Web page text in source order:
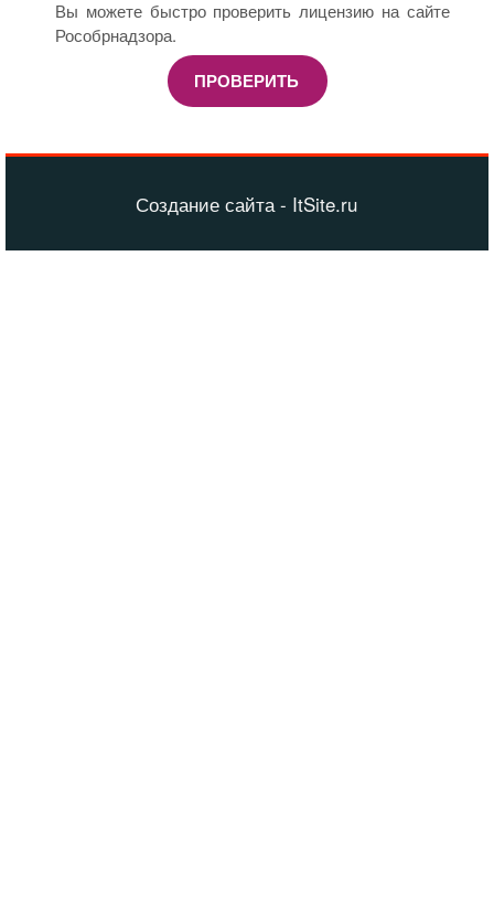
Вы можете быстро проверить лицензию на сайте
Рособрнадзора.
ПРОВЕРИТЬ
Создание сайта - ItSite.ru